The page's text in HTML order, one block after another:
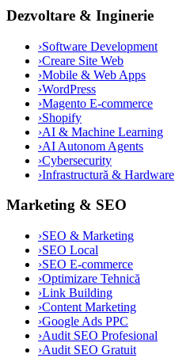
Dezvoltare & Inginerie
›Software Development
›Creare Site Web
›Mobile & Web Apps
›WordPress
›Magento E-commerce
›Shopify
›AI & Machine Learning
›AI Autonom Agents
›Cybersecurity
›Infrastructură & Hardware
Marketing & SEO
›SEO & Marketing
›SEO Local
›SEO E-commerce
›Optimizare Tehnică
›Link Building
›Content Marketing
›Google Ads PPC
›Audit SEO Profesional
›Audit SEO Gratuit